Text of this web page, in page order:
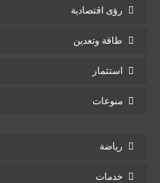
رؤى اقتصادية
طاقة وتعدين
استثمار
منوعات
رياضة
خدمات